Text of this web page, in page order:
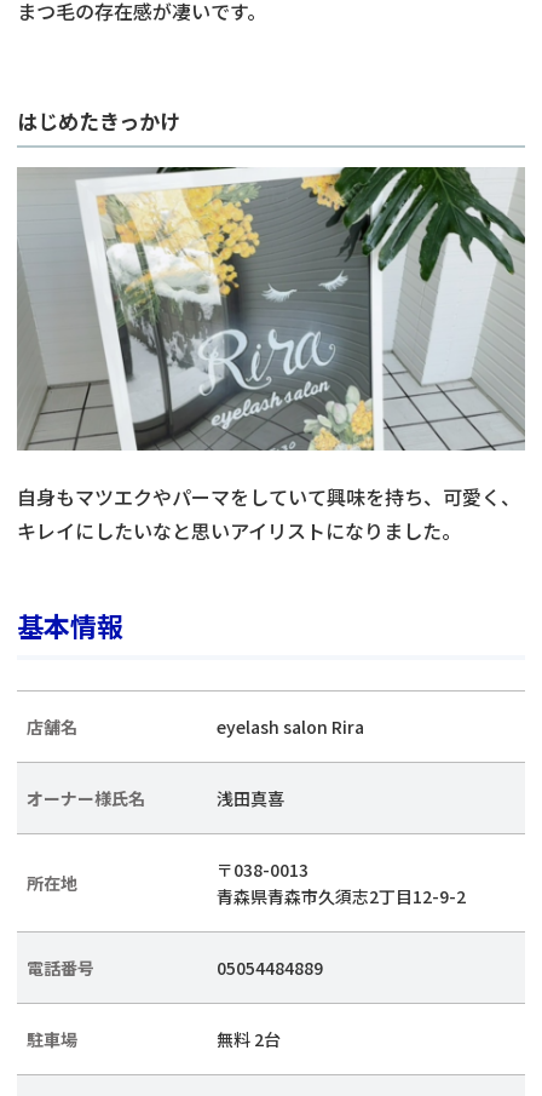
まつ毛の存在感が凄いです。
はじめたきっかけ
自身もマツエクやパーマをしていて興味を持ち、可愛く、
キレイにしたいなと思いアイリストになりました。
基本情報
店舗名 eyelash salon Rira
オーナー様氏名 浅田真喜
所在地
〒038-0013
青森県青森市久須志2丁目12-9-2
電話番号 05054484889
駐車場 無料 2台